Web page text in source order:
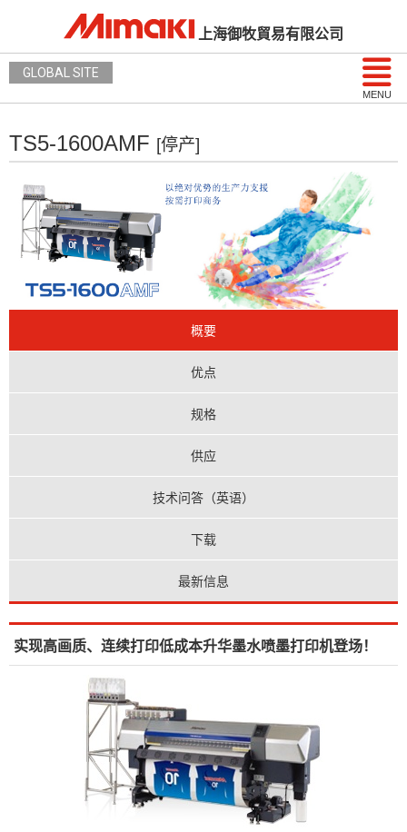
上海御牧貿易有限公司
MENU
GLOBAL SITE
TS5-1600AMF [停产]
概要
优点
规格
供应
技术问答（英语）
下载
最新信息
实现高画质、连续打印低成本升华墨水喷墨打印机登场！